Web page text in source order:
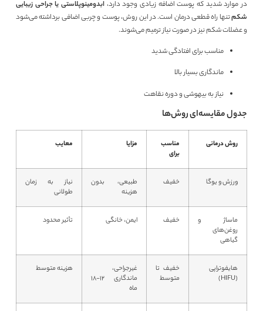
در موارد شدید که پوست اضافه زیادی وجود دارد، ابدومینوپلاستی یا جراحی زیبایی
شکمتنها راه قطعی درمان است. در این روش، پوست و چربی اضافی برداشته می‌شود
و عضلات شکم نیز در صورت نیاز ترمیم می‌شوند.
مناسب برای افتادگی شدید
ماندگاری بسیار بالا
نیاز به بیهوشی و دوره نقاهت
جدول مقایسه‌ای روش‌ها
روش درمانی
مناسب
برای
مزایا معایب
ورزش و یوگا خفیف
طبیعی، بدون
هزینه
نیاز به زمان
طولانی
ماساژ و
روغن‌های
گیاهی
خفیف ایمن، خانگی تأثیر محدود
هایفوتراپی
(HIFU)
خفیف تا
متوسط
غیرجراحی،
ماندگاری ۱۲-۱۸
ماه
هزینه متوسط